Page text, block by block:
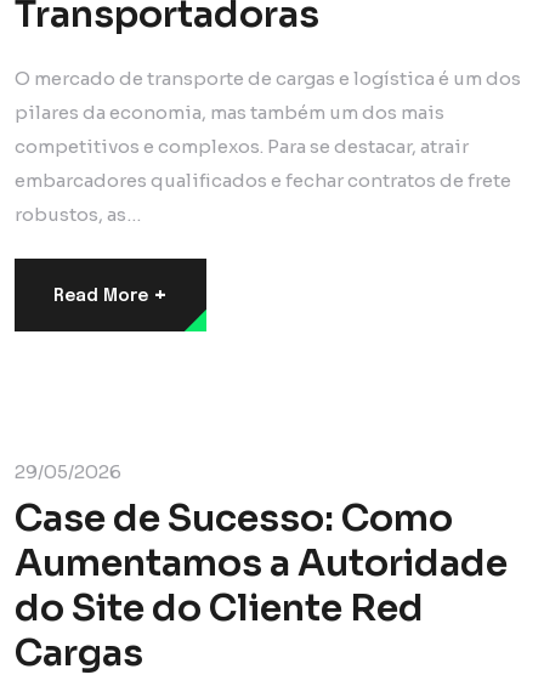
Transportadoras
O mercado de transporte de cargas e logística é um dos
pilares da economia, mas também um dos mais
competitivos e complexos. Para se destacar, atrair
embarcadores qualificados e fechar contratos de frete
robustos, as…
Read More +
29/05/2026
Case de Sucesso: Como
Aumentamos a Autoridade
do Site do Cliente Red
Cargas